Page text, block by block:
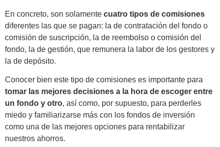
En concreto, son solamente cuatro tipos de comisiones
diferentes las que se pagan: la de contratación del fondo o
comisión de suscripción, la de reembolso o comisión del
fondo, la de gestión, que remunera la labor de los gestores y
la de depósito.
Conocer bien este tipo de comisiones es importante para
tomar las mejores decisiones a la hora de escoger entre
un fondo y otro, así como, por supuesto, para perderles
miedo y familiarizarse más con los fondos de inversión
como una de las mejores opciones para rentabilizar
nuestros ahorros.